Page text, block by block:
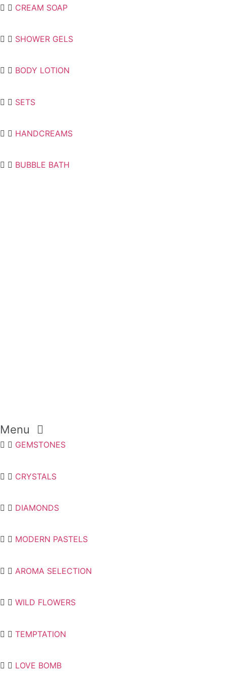
CREAM SOAP
SHOWER GELS
BODY LOTION
SETS
HANDCREAMS
BUBBLE BATH
Menu
GEMSTONES
CRYSTALS
DIAMONDS
MODERN PASTELS
AROMA SELECTION
WILD FLOWERS
TEMPTATION
LOVE BOMB